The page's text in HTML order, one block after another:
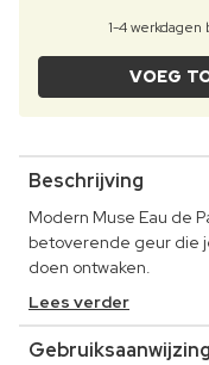
1-4
VOEG
Beschrijving
Modern Muse Eau de
betoverende geur die
doen ontwaken.
Lees verder